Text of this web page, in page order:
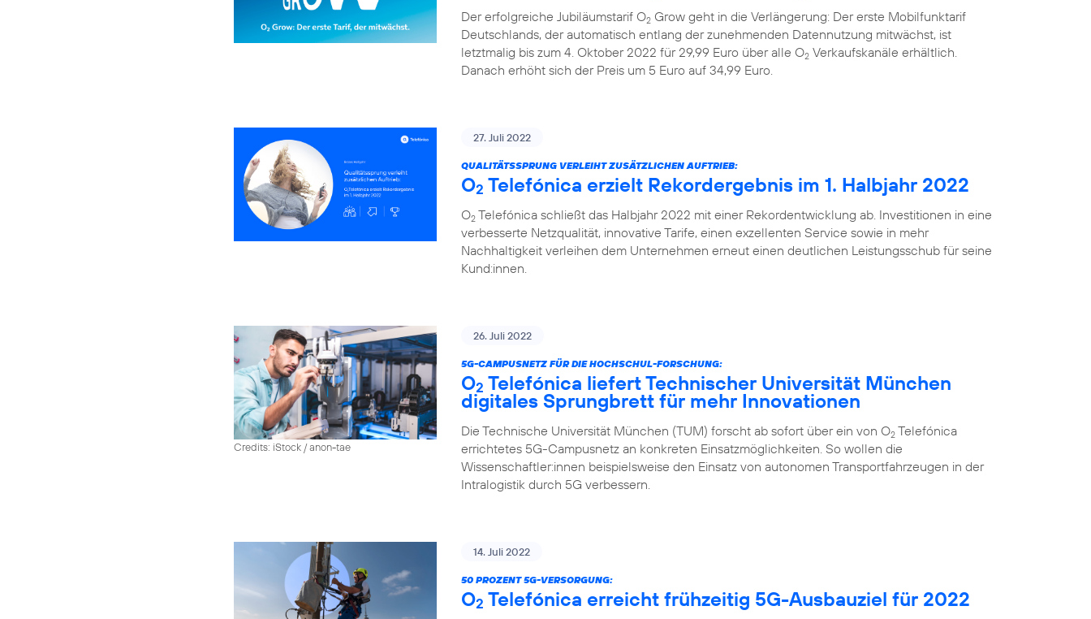
Der erfolgreiche Jubiläumstarif O2 Grow geht in die Verlängerung: Der erste Mobilfunktarif
Deutschlands, der automatisch entlang der zunehmenden Datennutzung mitwächst, ist
letztmalig bis zum 4. Oktober 2022 für 29,99 Euro über alle O2 Verkaufskanäle erhältlich.
Danach erhöht sich der Preis um 5 Euro auf 34,99 Euro.
27. Juli 2022
QUALITÄTSSPRUNG VERLEIHT ZUSÄTZLICHEN AUFTRIEB:
O2 Telefónica erzielt Rekordergebnis im 1. Halbjahr 2022
O2 Telefónica schließt das Halbjahr 2022 mit einer Rekordentwicklung ab. Investitionen in eine
verbesserte Netzqualität, innovative Tarife, einen exzellenten Service sowie in mehr
Nachhaltigkeit verleihen dem Unternehmen erneut einen deutlichen Leistungsschub für seine
Kund:innen.
Credits: iStock / anon-tae
26. Juli 2022
5G-CAMPUSNETZ FÜR DIE HOCHSCHUL-FORSCHUNG:
O2 Telefónica liefert Technischer Universität München
digitales Sprungbrett für mehr Innovationen
Die Technische Universität München (TUM) forscht ab sofort über ein von O2 Telefónica
errichtetes 5G-Campusnetz an konkreten Einsatzmöglichkeiten. So wollen die
Wissenschaftler:innen beispielsweise den Einsatz von autonomen Transportfahrzeugen in der
Intralogistik durch 5G verbessern.
14. Juli 2022
50 PROZENT 5G-VERSORGUNG:
O2 Telefónica erreicht frühzeitig 5G-Ausbauziel für 2022